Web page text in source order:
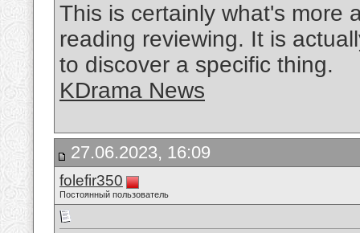
This is certainly what's more
reading reviewing. It is
to discover a specific thing.
KDrama News
27.06.2023, 16:09
folefir350
Постоянный пользователь